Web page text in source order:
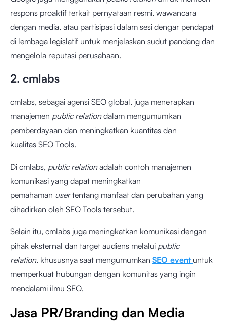
respons proaktif terkait pernyataan resmi, wawancara
dengan media, atau partisipasi dalam sesi dengar pendapat
di lembaga legislatif untuk menjelaskan sudut pandang dan
mengelola reputasi perusahaan.
2. cmlabs
cmlabs, sebagai agensi SEO global, juga menerapkan
manajemen public relationdalam mengumumkan
pemberdayaan dan meningkatkan kuantitas dan
kualitas SEO Tools.
Di cmlabs, public relationadalah contoh manajemen
komunikasi yang dapat meningkatkan
pemahaman usertentang manfaat dan perubahan yang
dihadirkan oleh SEO Tools tersebut.
Selain itu, cmlabs juga meningkatkan komunikasi dengan
pihak eksternal dan target audiens melalui public
relation, khususnya saat mengumumkan SEO event untuk
memperkuat hubungan dengan komunitas yang ingin
mendalami ilmu SEO.
Jasa PR/Branding dan Media